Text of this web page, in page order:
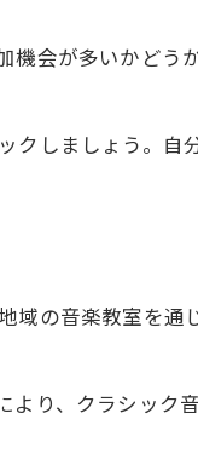
機会が多いかどう
クしましょう。自
域の音楽教室を通
より、クラシック